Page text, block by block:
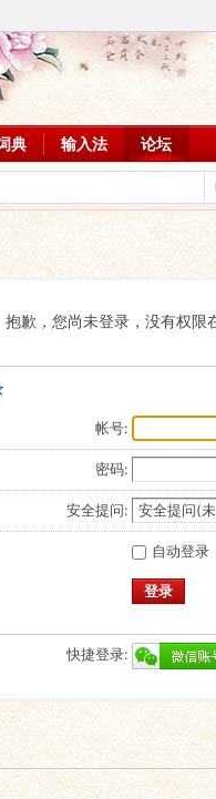
典 输入法 论坛
抱歉，您尚未登录，没有权限
帐号:
密码:
安全提问:
自动登录
登录
快捷登录: